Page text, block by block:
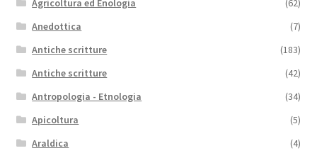
Agricoltura ed Enologia
(62)
Anedottica
(7)
Antiche scritture
(183)
Antiche scritture
(42)
Antropologia - Etnologia
(34)
Apicoltura
(5)
Araldica
(4)